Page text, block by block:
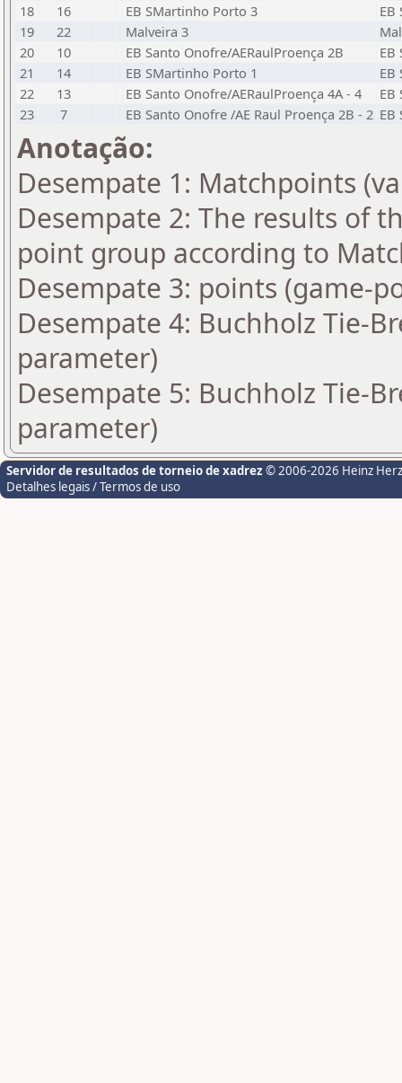
18
16 EB SMartinho Porto 3
EB
19
22 Malveira 3
20
10 EB Santo Onofre/AERaulProença 2B
EB
21
14 EB SMartinho Porto 1
EB
22
13 EB Santo Onofre/AERaulProença 4A - 4
EB
23
7 EB Santo Onofre /AE Raul Proença 2B - 2 EB
Anotação:
Desempate 1: Matchpoints
Desempate 2: The results of
point group according to
Desempate 3: points (game-
Desempate 4: Buchholz Tie-
parameter)
Desempate 5: Buchholz Tie-
parameter)
Servidor de resultados de torneio de xadrez © 2006-2026 Heinz
Detalhes legais / Termos de uso